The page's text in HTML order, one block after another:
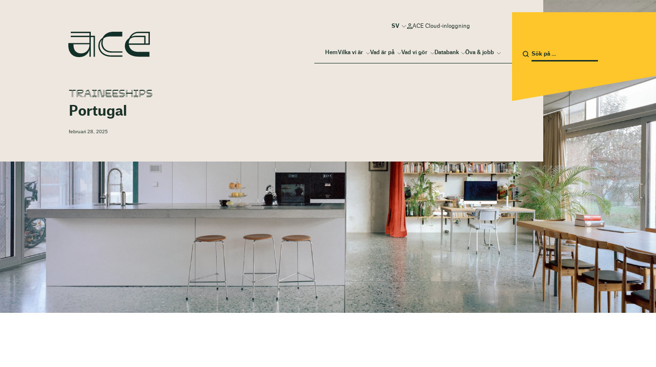
HemVilka vi är Vad är på Vad vi gör Databank Öva & jobb
ACE Cloud-inloggning
TRAINEESHIPS
Portugal
februari 28, 2025